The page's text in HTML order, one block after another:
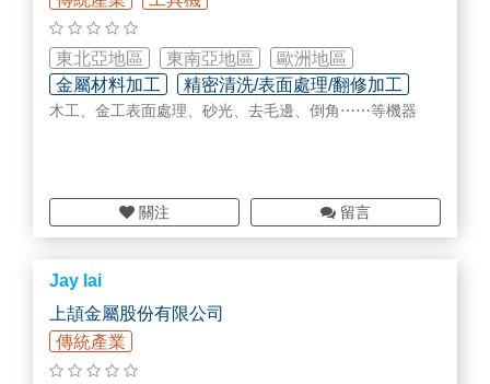
東北亞地區 東南亞地區
歐洲地區
美加地區
金屬材料加工 精密清洗/表面處理/翻修加工
木工、金工表面處理、砂光、去毛邊、倒角⋯⋯等機器
關注 留言
Jay lai
上頡金屬股份有限公司
傳統產業